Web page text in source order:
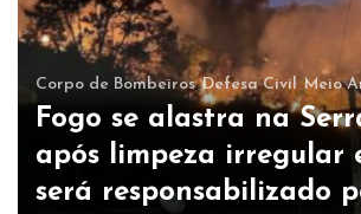
Corpo de Bombeiros Defesa Civil Meio
Fogo se alastra na
após limpeza irregular
será responsabilizado